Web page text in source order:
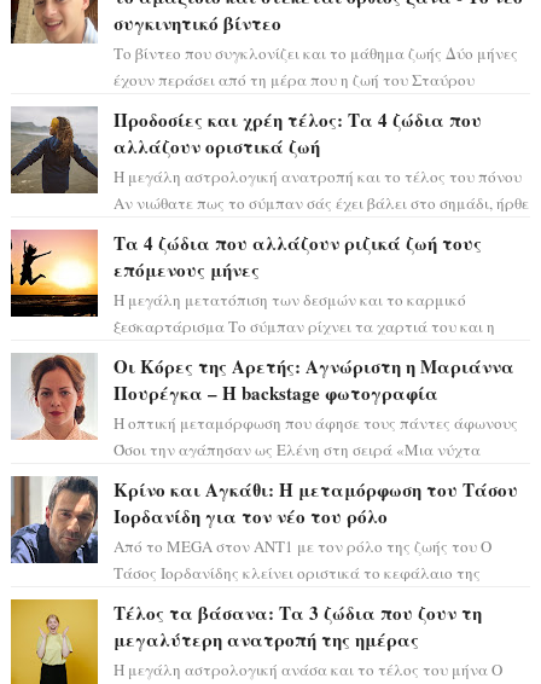
συγκινητικό βίντεο
Το βίντεο που συγκλονίζει και το μάθημα ζωής Δύο μήνες
έχουν περάσει από τη μέρα που η ζωή του Σταύρου
Προδοσίες και χρέη τέλος: Τα 4 ζώδια που
αλλάζουν οριστικά ζωή
Η μεγάλη αστρολογική ανατροπή και το τέλος του πόνου
Αν νιώθατε πως το σύμπαν σάς έχει βάλει στο σημάδι, ήρθε
Τα 4 ζώδια που αλλάζουν ριζικά ζωή τους
επόμενους μήνες
Η μεγάλη μετατόπιση των δεσμών και το καρμικό
ξεσκαρτάρισμα Το σύμπαν ρίχνει τα χαρτιά του και η
Οι Κόρες της Αρετής: Αγνώριστη η Μαριάννα
Πουρέγκα – H backstage φωτογραφία
Η οπτική μεταμόρφωση που άφησε τους πάντες άφωνους
Όσοι την αγάπησαν ως Ελένη στη σειρά «Μια νύχτα
Κρίνο και Αγκάθι: Η μεταμόρφωση του Τάσου
Ιορδανίδη για τον νέο του ρόλο
Από το MEGA στον ΑΝΤ1 με τον ρόλο της ζωής του Ο
Τάσος Ιορδανίδης κλείνει οριστικά το κεφάλαιο της
Τέλος τα βάσανα: Τα 3 ζώδια που ζουν τη
μεγαλύτερη ανατροπή της ημέρας
Η μεγάλη αστρολογική ανάσα και το τέλος του μήνα Ο